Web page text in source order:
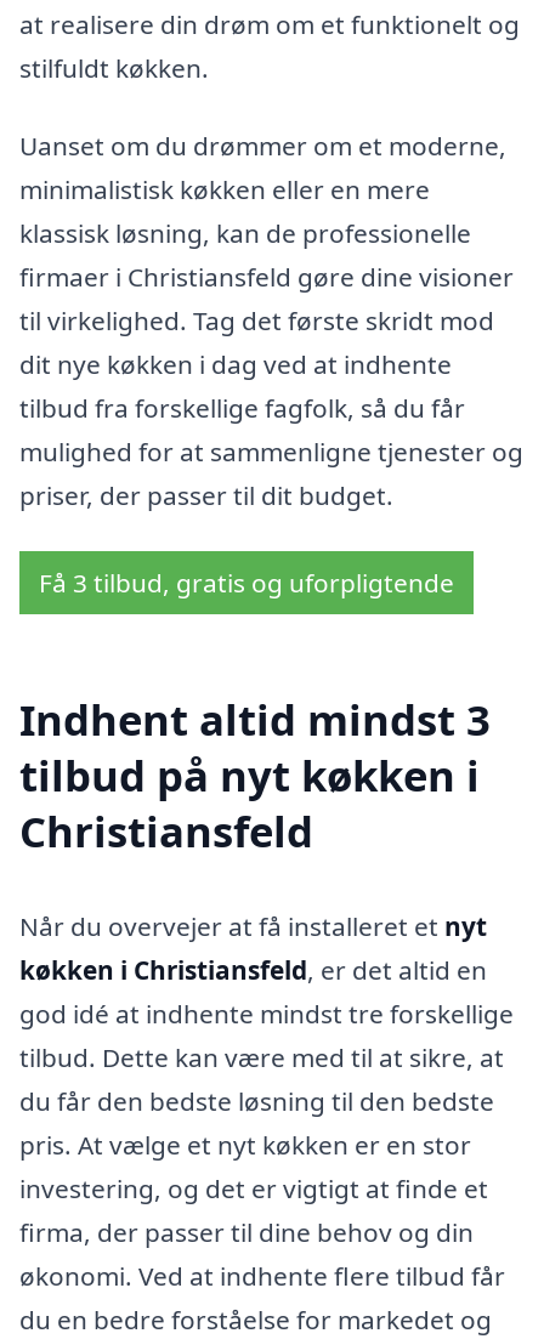
at realisere din drøm om et funktionelt og
stilfuldt køkken.
Uanset om du drømmer om et moderne,
minimalistisk køkken eller en mere
klassisk løsning, kan de professionelle
firmaer i Christiansfeld gøre dine visioner
til virkelighed. Tag det første skridt mod
dit nye køkken i dag ved at indhente
tilbud fra forskellige fagfolk, så du får
mulighed for at sammenligne tjenester og
priser, der passer til dit budget.
Få 3 tilbud, gratis og uforpligtende
Indhent altid mindst 3
tilbud på nyt køkken i
Christiansfeld
Når du overvejer at få installeret et nyt
køkken i Christiansfeld, er det altid en
god idé at indhente mindst tre forskellige
tilbud. Dette kan være med til at sikre, at
du får den bedste løsning til den bedste
pris. At vælge et nyt køkken er en stor
investering, og det er vigtigt at finde et
firma, der passer til dine behov og din
økonomi. Ved at indhente flere tilbud får
du en bedre forståelse for markedet og